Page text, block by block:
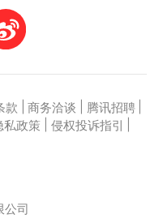
款 商务洽谈 腾讯招聘
私政策 侵权投诉指引
司